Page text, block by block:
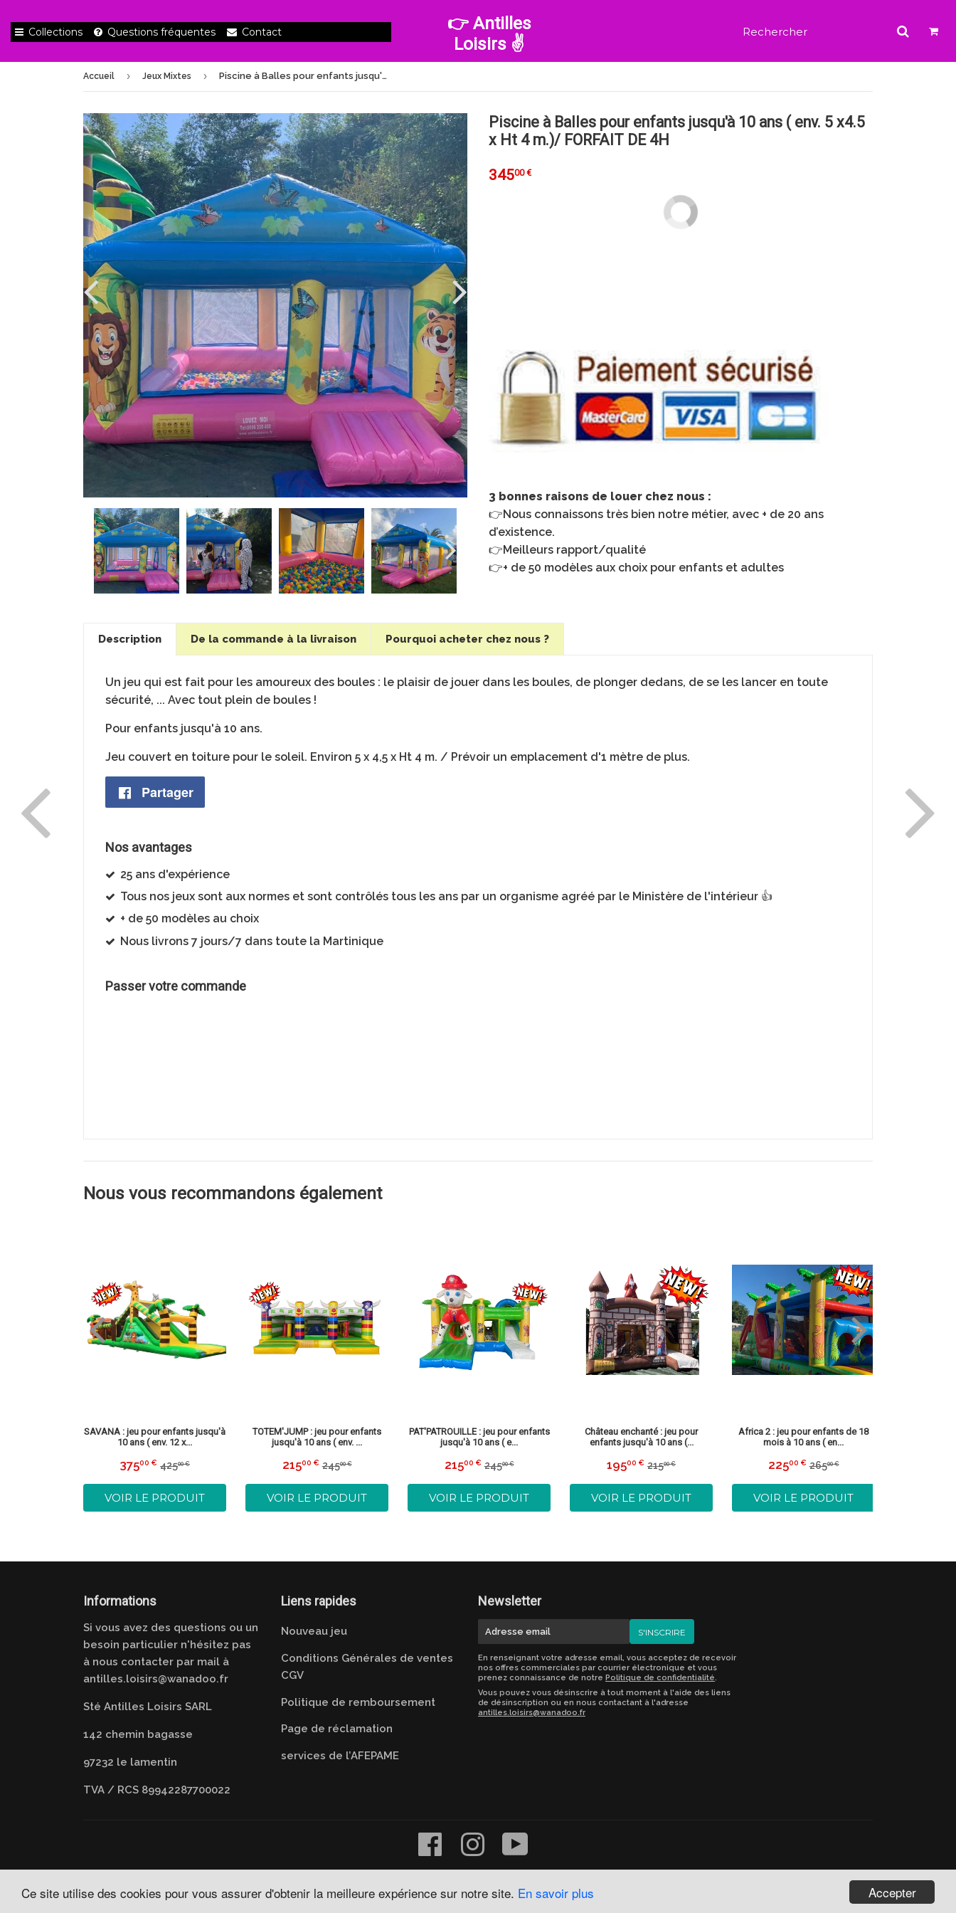
Accepter
Ce site utilise des cookies pour vous assurer d'obtenir la meilleure expérience sur notre site. En savoir plus
Collections Questions fréquentes Contact
👉 Antilles
Loisirs ✌️
Accueil › Jeux Mixtes › Piscine à Balles pour enfants jusqu'à 10 ans ( env. 5 x4.5 x Ht 4 m.)/ FORFAIT DE 4H
Piscine à Balles pour enfants jusqu'à 10 ans ( env. 5 x4.5
x Ht 4 m.)/ FORFAIT DE 4H
34500 €
3 bonnes raisons de louer chez nous :
👉Nous connaissons très bien notre métier, avec + de 20 ans
d’existence.
👉Meilleurs rapport/qualité
👉+ de 50 modèles aux choix pour enfants et adultes
Description De la commande à la livraison Pourquoi acheter chez nous ?
Un jeu qui est fait pour les amoureux des boules : le plaisir de jouer dans les boules, de plonger dedans, de se les lancer en toute
sécurité, ... Avec tout plein de boules !
Pour enfants jusqu'à 10 ans.
Jeu couvert en toiture pour le soleil. Environ 5 x 4,5 x Ht 4 m. / Prévoir un emplacement d'1 mètre de plus.
Partager
Nos avantages
25 ans d'expérience
Tous nos jeux sont aux normes et sont contrôlés tous les ans par un organisme agréé par le Ministère de l'intérieur 👍
+ de 50 modèles au choix
Nous livrons 7 jours/7 dans toute la Martinique
Passer votre commande
Nous vous recommandons également
SAVANA : jeu pour enfants jusqu'à
10 ans ( env. 12 x...
Prix
réduit
37500 € 375,00
€
Prix
42500 €
VOIR LE PRODUIT
TOTEM'JUMP : jeu pour enfants
jusqu'à 10 ans ( env. ...
Prix
réduit
21500 € 215,00
€
Prix
24500 €245,00
VOIR LE PRODUIT
PAT'PATROUILLE : jeu pour enfants
jusqu'à 10 ans ( e...
Prix
réduit
21500 € 215,00
€
Prix
24500 €245,00
VOIR LE PRODUIT
Château enchanté : jeu pour
enfants jusqu'à 10 ans (...
Prix
réduit
19500 € 195,00
€
Prix
21500 €
VOIR LE PRODUIT
Africa 2 : jeu pour enfants de 18
mois à 10 ans ( en...
Prix
réduit
22500 € 225,00
€
Prix
26500 €265,00
VOIR LE PRODUIT
Informations
Si vous avez des questions ou un
besoin particulier n'hésitez pas
à nous contacter par mail à
antilles.loisirs@wanadoo.fr
Sté Antilles Loisirs SARL
142 chemin bagasse
97232 le lamentin
TVA / RCS 89942287700022
Liens rapides
Nouveau jeu
Conditions Générales de ventes
CGV
Politique de remboursement
Page de réclamation
services de l’AFEPAME
Newsletter
E-
mail
S'INSCRIRE
En renseignant votre adresse email, vous acceptez de recevoir
nos offres commerciales par courrier électronique et vous
prenez connaissance de notre Politique de confidentialité.
Vous pouvez vous désinscrire à tout moment à l'aide des liens
de désinscription ou en nous contactant à l'adresse
antilles.loisirs@wanadoo.fr
FacebookInstagram
© 2026👉 Antilles Loisirs ✌️